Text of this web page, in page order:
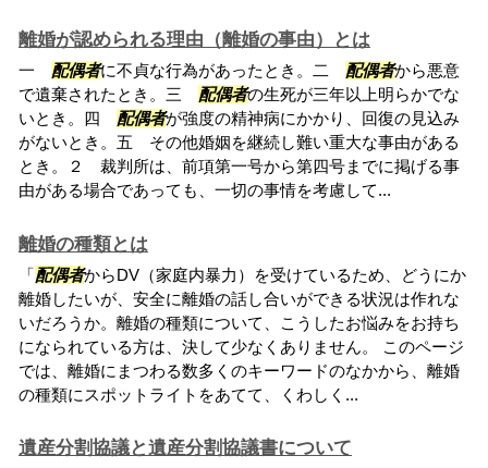
離婚が認められる理由（離婚の事由）とは
一 配偶者に不貞な行為があったとき。二 配偶者から悪意
で遺棄されたとき。三 配偶者の生死が三年以上明らかでな
いとき。四 配偶者が強度の精神病にかかり、回復の見込み
がないとき。五 その他婚姻を継続し難い重大な事由がある
とき。２ 裁判所は、前項第一号から第四号までに掲げる事
由がある場合であっても、一切の事情を考慮して...
離婚の種類とは
「配偶者からDV（家庭内暴力）を受けているため、どうにか
離婚したいが、安全に離婚の話し合いができる状況は作れな
いだろうか。離婚の種類について、こうしたお悩みをお持ち
になられている方は、決して少なくありません。 このページ
では、離婚にまつわる数多くのキーワードのなかから、離婚
の種類にスポットライトをあてて、くわしく...
遺産分割協議と遺産分割協議書について